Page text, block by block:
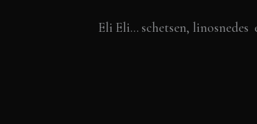
Eli Eli… schetsen, linosnedes